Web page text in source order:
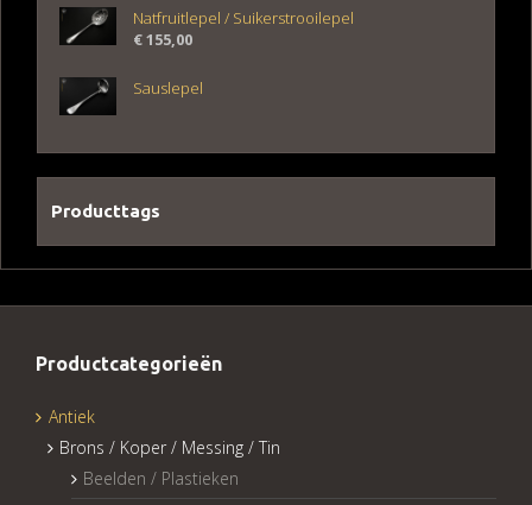
Natfruitlepel / Suikerstrooilepel
€155,00
Sauslepel
Producttags
Productcategorieën
Antiek
Brons / Koper / Messing / Tin
Beelden / Plastieken